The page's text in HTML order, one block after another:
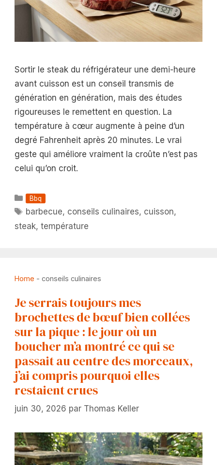
Sortir le steak du réfrigérateur une demi-heure
avant cuisson est un conseil transmis de
génération en génération, mais des études
rigoureuses le remettent en question. La
température à cœur augmente à peine d’un
degré Fahrenheit après 20 minutes. Le vrai
geste qui améliore vraiment la croûte n’est pas
celui qu’on croit.
Catégories
Bbq
Étiquettes
barbecue, conseils culinaires, cuisson,
steak, température
Home - conseils culinaires
Je serrais toujours mes
brochettes de bœuf bien collées
sur la pique : le jour où un
boucher m’a montré ce qui se
passait au centre des morceaux,
j’ai compris pourquoi elles
restaient crues
juin 30, 2026 par Thomas Keller